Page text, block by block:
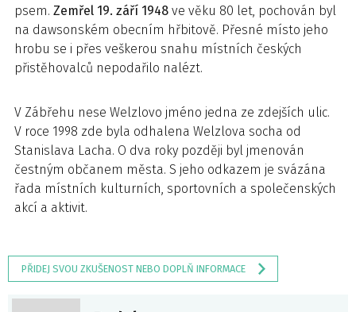
psem. Zemřel 19. září 1948 ve věku 80 let, pochován byl
na dawsonském obecním hřbitově. Přesné místo jeho
hrobu se i přes veškerou snahu místních českých
přistěhovalců nepodařilo nalézt.
V Zábřehu nese Welzlovo jméno jedna ze zdejších ulic.
V roce 1998 zde byla odhalena Welzlova socha od
Stanislava Lacha. O dva roky později byl jmenován
čestným občanem města. S jeho odkazem je svázána
řada místních kulturních, sportovních a společenských
akcí a aktivit.
PŘIDEJ SVOU ZKUŠENOST NEBO DOPLŇ INFORMACE